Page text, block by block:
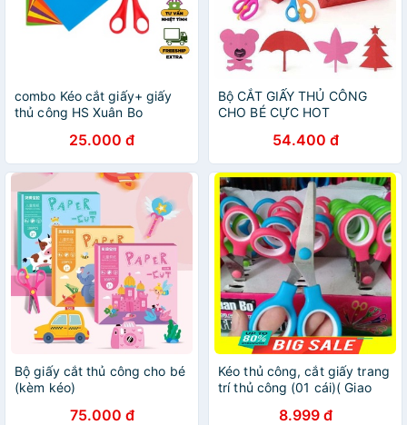
combo Kéo cắt giấy+ giấy
thủ công HS Xuân Bo
25.000 đ
Bộ CẮT GIẤY THỦ CÔNG
CHO BÉ CỰC HOT
54.400 đ
Bộ giấy cắt thủ công cho bé
(kèm kéo)
75.000 đ
Kéo thủ công, cắt giấy trang
trí thủ công (01 cái)( Giao
8.999 đ